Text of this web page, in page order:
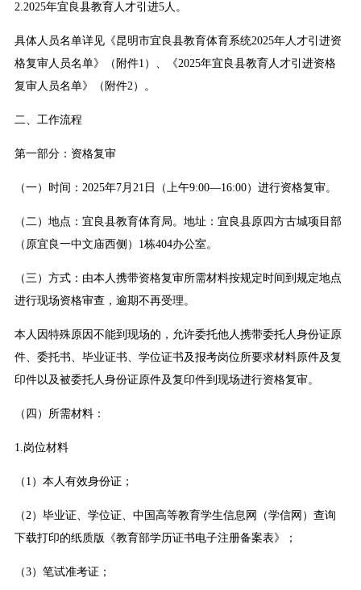
2.2025年宜良县教育人才引进5人。
具体人员名单详见《昆明市宜良县教育体育系统2025年人才引进资
格复审人员名单》（附件1）、《2025年宜良县教育人才引进资格
复审人员名单》（附件2）。
二、工作流程
第一部分：资格复审
（一）时间：2025年7月21日（上午9:00—16:00）进行资格复审。
（二）地点：宜良县教育体育局。地址：宜良县原四方古城项目部
（原宜良一中文庙西侧）1栋404办公室。
（三）方式：由本人携带资格复审所需材料按规定时间到规定地点
进行现场资格审查，逾期不再受理。
本人因特殊原因不能到现场的，允许委托他人携带委托人身份证原
件、委托书、毕业证书、学位证书及报考岗位所要求材料原件及复
印件以及被委托人身份证原件及复印件到现场进行资格复审。
（四）所需材料：
1.岗位材料
（1）本人有效身份证；
（2）毕业证、学位证、中国高等教育学生信息网（学信网）查询
下载打印的纸质版《教育部学历证书电子注册备案表》；
（3）笔试准考证；